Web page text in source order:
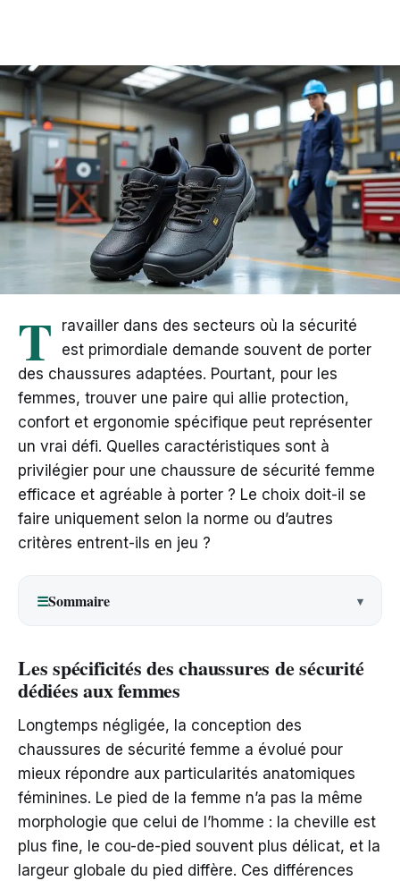
T
ravailler dans des secteurs où la sécurité
est primordiale demande souvent de porter
des chaussures adaptées. Pourtant, pour les
femmes, trouver une paire qui allie protection,
confort et ergonomie spécifique peut représenter
un vrai défi. Quelles caractéristiques sont à
privilégier pour une chaussure de sécurité femme
efficace et agréable à porter ? Le choix doit-il se
faire uniquement selon la norme ou d’autres
critères entrent-ils en jeu ?
☰Sommaire
Les spécificités des chaussures de sécurité
dédiées aux femmes
Longtemps négligée, la conception des
chaussures de sécurité femme a évolué pour
mieux répondre aux particularités anatomiques
féminines. Le pied de la femme n’a pas la même
morphologie que celui de l’homme : la cheville est
plus fine, le cou-de-pied souvent plus délicat, et la
largeur globale du pied diffère. Ces différences